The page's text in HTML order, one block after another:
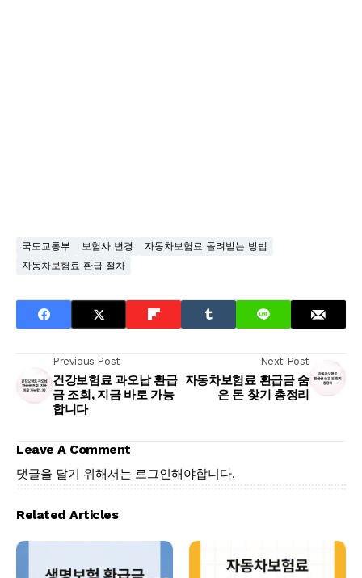
국토교통부 보험사 변경
자동차보험료 돌려받는 방법
자동차보험료 환급 절차
Previous Post
건강보험료 과오납 환급
금 조회, 지금 바로 가능
합니다
Next Post
자동차보험료 환급금 숨
은 돈 찾기 총정리
Leave A Comment
댓글을 달기 위해서는 로그인해야합니다.
Related Articles